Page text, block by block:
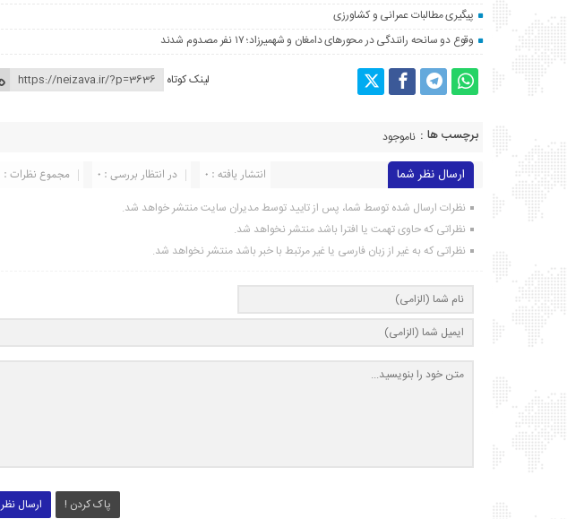
پیگیری مطالبات عمرانی و کشاورزی
وقوع دو سانحه رانندگی در محورهای دامغان و شهمیرزاد؛ ۱۷ نفر مصدوم شدند
لینک کوتاه
برچسب ها : ناموجود
ارسال نظر شما مجموع نظرات : 0 در انتظار بررسی : 0 انتشار یافته : ۰
نظرات ارسال شده توسط شما، پس از تایید توسط مدیران سایت منتشر خواهد شد.
نظراتی که حاوی تهمت یا افترا باشد منتشر نخواهد شد.
نظراتی که به غیر از زبان فارسی یا غیر مرتبط با خبر باشد منتشر نخواهد شد.
ارسال نظر پاک کردن !